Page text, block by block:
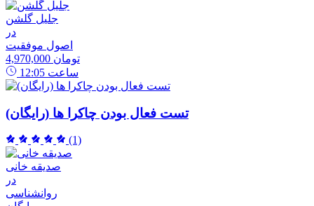
جلیل گلشن
در
اصول موفقیت
4,970,000 تومان
12:05 ساعت
تست فعال بودن چاکرا ها (رایگان)
(1)
صدیقه خانی
در
روانشناسی